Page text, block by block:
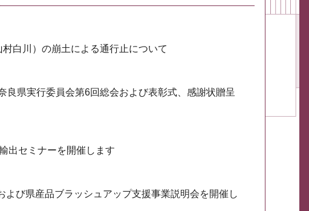
白川）の崩土による通行止について
良県実行委員会第6回総会および表彰式、感謝状贈呈
出セミナーを開催します
よび県産品ブラッシュアップ支援事業説明会を開催し